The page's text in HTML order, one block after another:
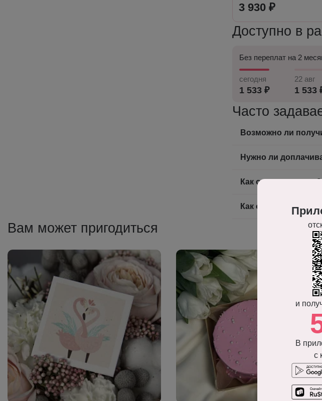
3 930 ₽
Доступно в
Без переплат на 2
сегодня
1 533 ₽
22 авг
1 533
Часто
Возможно ли
Нужно ли
Как оплатить заказ?
Как оформить заказ
Вам может пригодиться
и
В
с